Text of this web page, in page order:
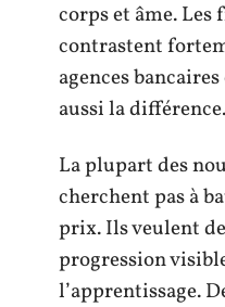
corps et âme.
contrastent
agences
aussi la différence.
La plupart des
cherchent pas à
prix. Ils veulent
progression
l’apprentissage.